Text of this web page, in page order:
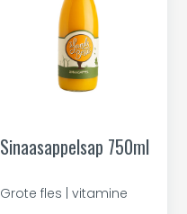
Sinaasappelsap 750ml
Grote fles | vitamine